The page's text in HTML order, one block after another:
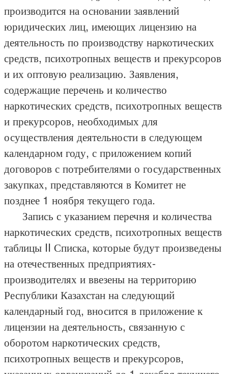
производится на основании заявлений
юридических лиц, имеющих лицензию на
деятельность по производству наркотических
средств, психотропных веществ и прекурсоров
и их оптовую реализацию. Заявления,
содержащие перечень и количество
наркотических средств, психотропных веществ
и прекурсоров, необходимых для
осуществления деятельности в следующем
календарном году, с приложением копий
договоров с потребителями о государственных
закупках, представляются в Комитет не
позднее 1 ноября текущего года.
Запись с указанием перечня и количества
наркотических средств, психотропных веществ
таблицы II Списка, которые будут произведены
на отечественных предприятиях-
производителях и ввезены на территорию
Республики Казахстан на следующий
календарный год, вносится в приложение к
лицензии на деятельность, связанную с
оборотом наркотических средств,
психотропных веществ и прекурсоров,